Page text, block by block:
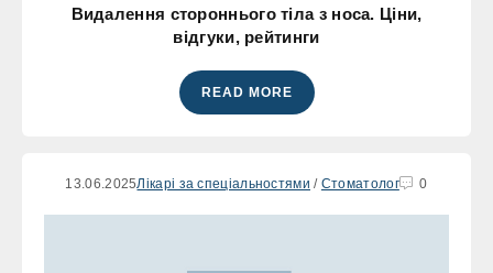
Видалення стороннього тіла з носа. Ціни,
відгуки, рейтинги
READ MORE
13.06.2025Лікарі за спеціальностями / Стоматолог 0